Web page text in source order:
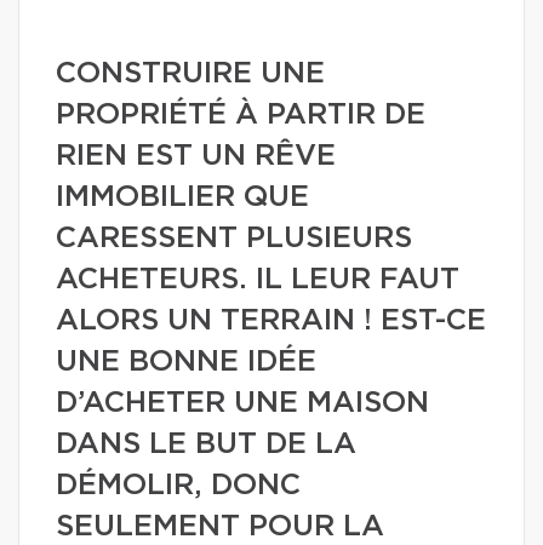
CONSTRUIRE UNE
PROPRIÉTÉ À PARTIR DE
RIEN EST UN RÊVE
IMMOBILIER QUE
CARESSENT PLUSIEURS
ACHETEURS. IL LEUR FAUT
ALORS UN TERRAIN ! EST-CE
UNE BONNE IDÉE
D’ACHETER UNE MAISON
DANS LE BUT DE LA
DÉMOLIR, DONC
SEULEMENT POUR LA